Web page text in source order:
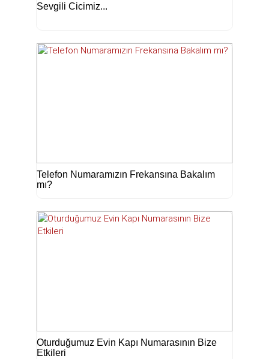
Sevgili Cicimiz...
Telefon Numaramızın Frekansına Bakalım
mı?
Oturduğumuz Evin Kapı Numarasının Bize
Etkileri